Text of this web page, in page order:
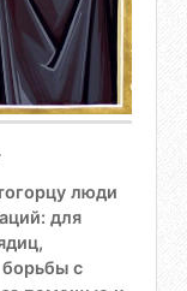
люди
для
с